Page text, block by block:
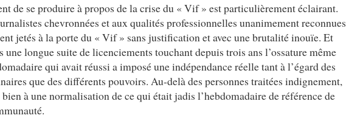
de se produire à propos de la crise du « Vif » est particulièrement éclairant.
chevronnées et aux qualités professionnelles unanimement reconnues
jetés à la porte du « Vif » sans justification et avec une brutalité inouïe. Et
une longue suite de licenciements touchant depuis trois ans l’ossature même
qui avait réussi a imposé une indépendance réelle tant à l’égard des
que des différents pouvoirs. Au-delà des personnes traitées indignement,
bien à une normalisation de ce qui était jadis l’hebdomadaire de référence de